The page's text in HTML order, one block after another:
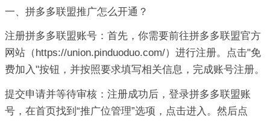
一、拼多多联盟推广怎么开通？
注册拼多多联盟账号：首先，你需要前往拼多多联盟官方
网站（https://union.pinduoduo.com/）进行注册。点击"免
费加入"按钮，并按照要求填写相关信息，完成账号注册。
提交申请并等待审核：注册成功后，登录拼多多联盟账
号，在首页找到“推广位管理”选项，点击进入。然后点